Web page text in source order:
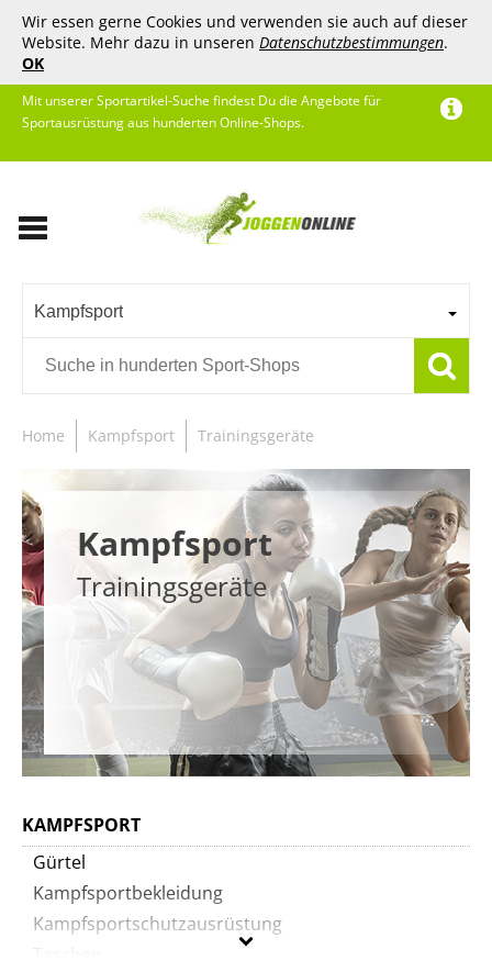
Wir essen gerne Cookies und verwenden sie auch auf dieser
Website. Mehr dazu in unseren Datenschutzbestimmungen.
OK
Mit unserer Sportartikel-Suche findest Du die Angebote für
Sportausrüstung aus hunderten Online-Shops.
Kampfsport
Home Kampfsport Trainingsgeräte
Kampfsport
Trainingsgeräte
KAMPFSPORT
Gürtel
Kampfsportbekleidung
Kampfsportschutzausrüstung